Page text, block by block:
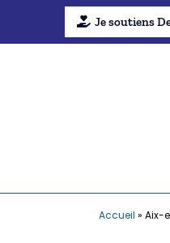
Je soutiens
Accueil » Aix-